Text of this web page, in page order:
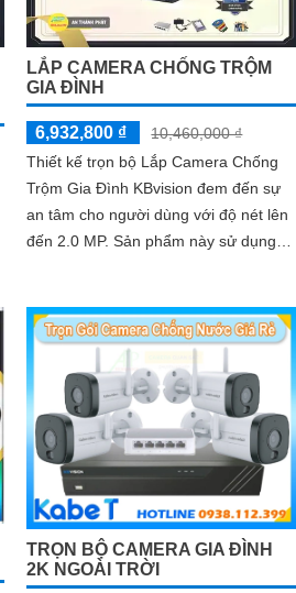
LẮP CAMERA CHỐNG TRỘM
GIA ĐÌNH
6,932,800 ₫
10,460,000 ₫
Thiết kế trọn bộ Lắp Camera Chống
Trộm Gia Đình KBvision đem đến sự
an tâm cho người dùng với độ nét lên
đến 2.0 MP. Sản phẩm này sử dụng
TRỌN BỘ CAMERA GIA ĐÌNH
2K NGOÀI TRỜI